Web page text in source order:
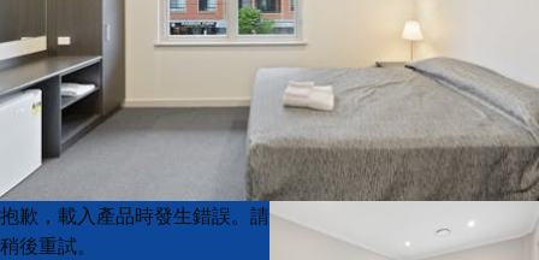
Product
List
Product
List
抱歉，載入產品時發生錯誤。請
稍後重試。